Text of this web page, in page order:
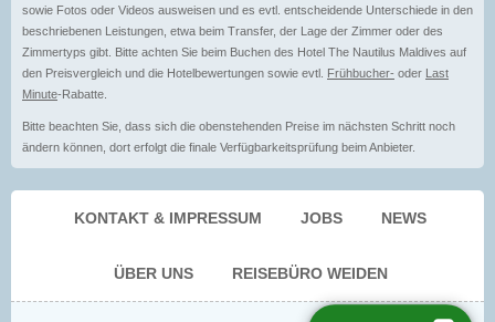
sowie Fotos oder Videos ausweisen und es evtl. entscheidende Unterschiede in den
beschriebenen Leistungen, etwa beim Transfer, der Lage der Zimmer oder des
Zimmertyps gibt. Bitte achten Sie beim Buchen des Hotel The Nautilus Maldives auf
den Preisvergleich und die Hotelbewertungen sowie evtl. Frühbucher- oder Last
Minute-Rabatte.
Bitte beachten Sie, dass sich die obenstehenden Preise im nächsten Schritt noch
ändern können, dort erfolgt die finale Verfügbarkeitsprüfung beim Anbieter.
KONTAKT & IMPRESSUM JOBS NEWS
ÜBER UNS REISEBÜRO WEIDEN